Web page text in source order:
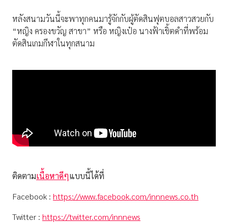
หลังสนามวันนี้จะพาทุกคนมารู้จักกับผู้ตัดสินฟุตบอลสาวสวยกับ
“หญิง ครองขวัญ สาขา” หรือ หญิงเป๋อ นางฟ้าเชิ้ตดำที่พร้อม
ตัดสินเกมกีฬาในทุกสนาม
ติดตามเนื้อหาดีๆแบบนี้ได้ที่
Facebook : https://www.facebook.com/innnews.co.th
Twitter : https://twitter.com/innnews